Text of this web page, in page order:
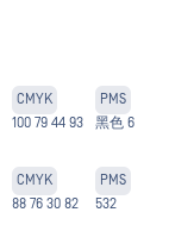
CMYK
100 79 44 93
PMS
黑色 6
CMYK
88 76 30 82
PMS
532